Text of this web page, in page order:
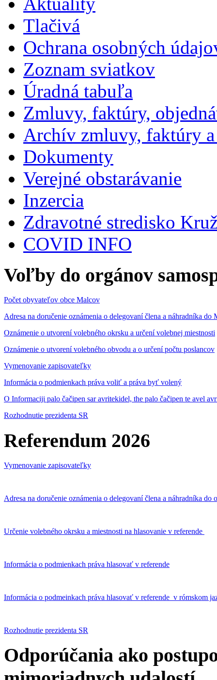
Tlačivá
Ochrana osobných
Zoznam sviatkov
Úradná tabuľa
Zmluvy, faktúry,
Archív zmluvy, faktúry
Dokumenty
Verejné obstarávanie
Inzercia
Zdravotné stredisko
COVID INFO
Voľby do orgánov
Počet obyvateľov obce Malcov
Adresa na doručenie oznámenia o delegovaní člena a náhradníka
Oznámenie o utvorení volebného okrsku a určení volebnej miestnosti
Oznámenie o utvorení volebného obvodu a o určení počtu poslancov
Vymenovanie zapisovateľky
Informácia o podmienkach práva voliť a práva byť volený
O Informaciji palo čačipen sar avritekidel, the palo čačipen te avel
Rozhodnutie prezidenta SR
Referendum 2026
Vymenovanie zapisovateľky
Adresa na doručenie oznámenia o delegovaní člena a náhradníka
Určenie volebného okrsku a miestnosti na hlasovanie v referende
Informácia o podmienkach práva hlasovať v referende
Informácia o podmeinkach práva hlasovať v referende v rómskom
Rozhodnutie prezidenta SR
Odporúčania ako